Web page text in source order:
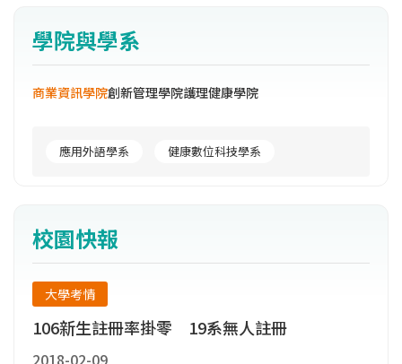
育部申請改名康寧大學，並獲同意（99.12.30臺
高（四）字第0990221995B號函），自100年2
月1日起，更名為康寧大學(University of Kang
學院與學系
商業資訊學院創新管理學院護理健康學院
應用外語學系 健康數位科技學系
校園快報
大學考情
106新生註冊率掛零 19系無人註冊
2018-02-09